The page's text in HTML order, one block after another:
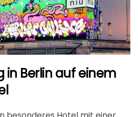
in Berlin auf einem